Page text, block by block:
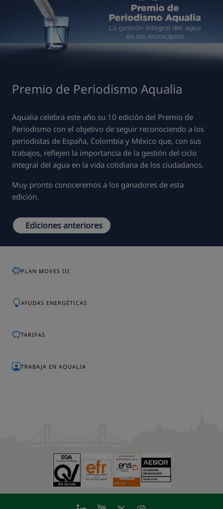
Premio de Periodismo Aqualia
Aqualia celebra este año su 10 edición del Premio de
Periodismo con el objetivo de seguir reconociendo a los
periodistas de España, Colombia y México que, con sus
trabajos, reflejen la importancia de la gestión del ciclo
integral del agua en la vida cotidiana de los ciudadanos.
Muy pronto conoceremos a los ganadores de esta
edición.
Ediciones anteriores
PLAN MOVES III
AYUDAS ENERGÉTICAS
TARIFAS
TRABAJA EN AQUALIA